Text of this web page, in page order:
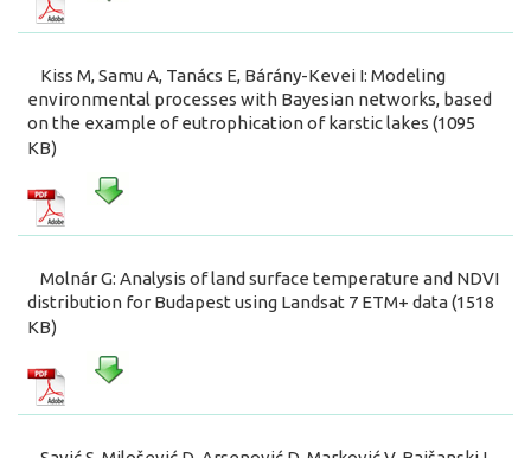
Kiss M, Samu A, Tanács E, Bárány-Kevei I: Modeling
environmental processes with Bayesian networks, based
on the example of eutrophication of karstic lakes (1095
KB)
Molnár G: Analysis of land surface temperature and NDVI
distribution for Budapest using Landsat 7 ETM+ data (1518
KB)